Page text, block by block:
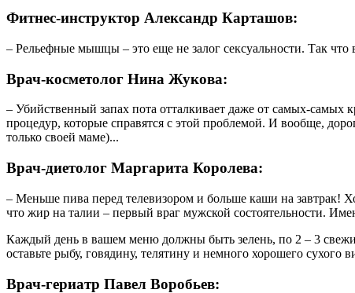
Фитнес-инструктор Александр Карташов:
– Рельефные мышцы – это еще не залог сексуальности. Так что
Врач-косметолог Нина Жукова:
– Убийственный запах пота отталкивает даже от самых-самых
процедур, которые справятся с этой проблемой. И вообще,
только своей маме)...
Врач-диетолог Маргарита Королева:
– Меньше пива перед телевизором и больше каши на завтрак!
что жир на талии – первый враг мужской состоятельности.
Каждый день в вашем меню должны быть зелень, по 2 – 3
оставьте рыбу, говядину, телятину и немного хорошего сухого
Врач-гериатр Павел Воробьев: